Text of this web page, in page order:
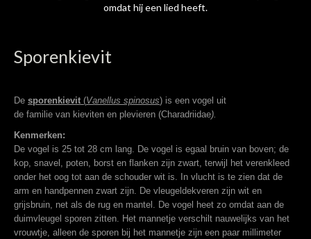
omdat hij een lied heeft.
Sporenkievit
De sporenkievit (Vanellus spinosus) is een vogel uit
de familie van kieviten en plevieren (Charadriidae).
Kenmerken:
De vogel is 25 tot 28 cm lang. De vogel is egaal bruin van boven; de
kop, snavel, poten, borst en flanken zijn zwart, terwijl het verenkleed
onder het oog tot aan de schouder wit is. In vlucht is te zien dat de
arm en handpennen zwart zijn. De vleugeldekveren zijn wit en
grijsbruin, net als de rug en mantel. De vogel heet zo omdat aan de
duimvleugel sporen zitten. Het mannetje verschilt nauwelijks van het
vrouwtje, alleen de sporen bij het mannetje zijn een paar millimeter